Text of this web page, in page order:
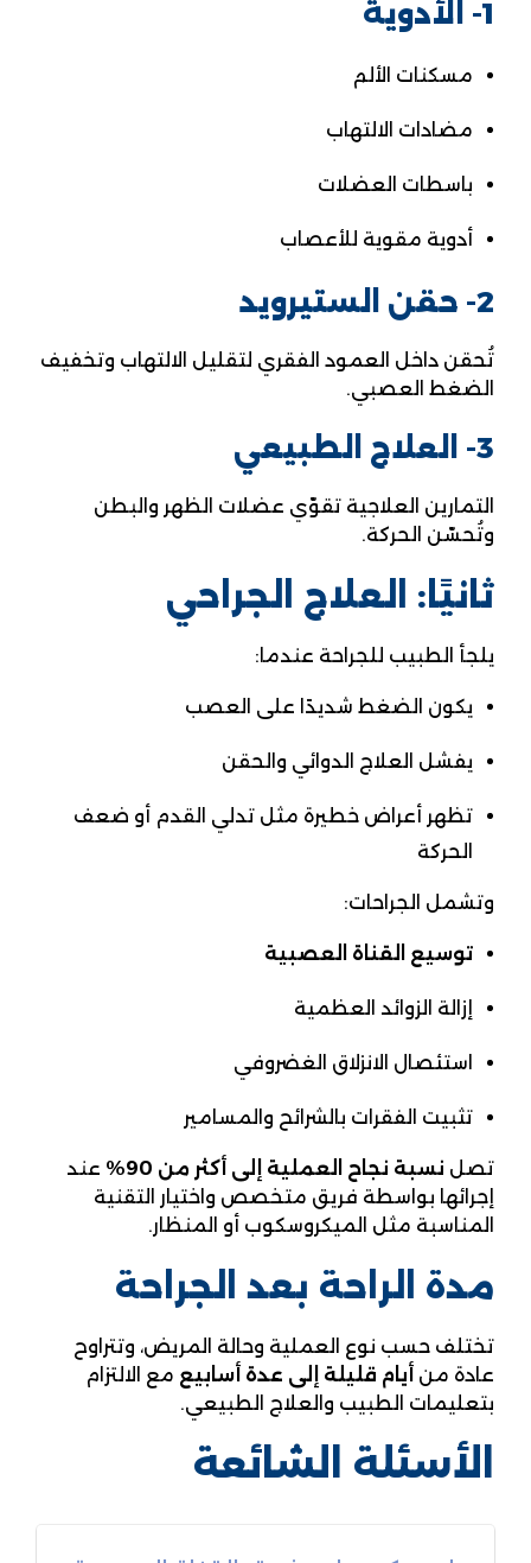
1- الأدوية
مسكنات الألم
مضادات الالتهاب
باسطات العضلات
أدوية مقوية للأعصاب
2- حقن الستيرويد
تُحقن داخل العمود الفقري لتقليل الالتهاب وتخفيف
الضغط العصبي.
3- العلاج الطبيعي
التمارين العلاجية تقوّي عضلات الظهر والبطن
وتُحسّن الحركة.
ثانيًا: العلاج الجراحي
يلجأ الطبيب للجراحة عندما:
يكون الضغط شديدًا على العصب
يفشل العلاج الدوائي والحقن
تظهر أعراض خطيرة مثل تدلي القدم أو ضعف
الحركة
وتشمل الجراحات:
توسيع القناة العصبية
إزالة الزوائد العظمية
استئصال الانزلاق الغضروفي
تثبيت الفقرات بالشرائح والمسامير
تصل نسبة نجاح العملية إلى أكثر من 90%
عند
إجرائها بواسطة فريق متخصص واختيار التقنية
المناسبة مثل الميكروسكوب أو المنظار.
مدة الراحة بعد الجراحة
تختلف حسب نوع العملية وحالة المريض، وتتراوح
عادة من أيام قليلة إلى عدة أسابيع مع الالتزام
بتعليمات الطبيب والعلاج الطبيعي.
الأسئلة الشائعة